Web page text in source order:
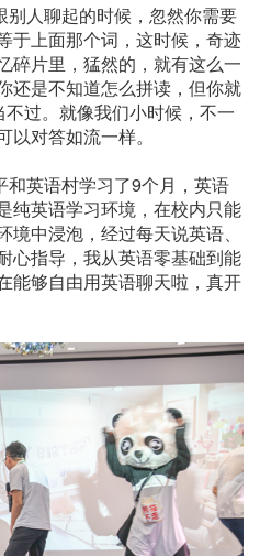
人聊起的时候，忽然你需要
于上面那个词，这时候，奇迹
碎片里，猛然的，就有这么一
还是不知道怎么拼读，但你就
不过。就像我们小时候，不一
对答如流一样。
英语村学习了9个月，英语
纯英语学习环境，在校内只能
中浸泡，经过每天说英语、
心指导，我从英语零基础到能
能够自由用英语聊天啦，真开